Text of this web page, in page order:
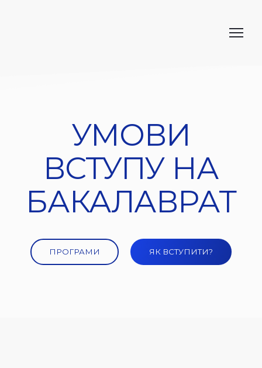
УМОВИ
ВСТУПУ НА
БАКАЛАВРАТ
ПРОГРАМИ ЯК ВСТУПИТИ?